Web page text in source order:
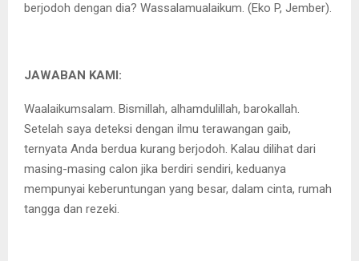
berjodoh dengan dia? Wassalamualaikum. (Eko P, Jember).
JAWABAN KAMI:
Waalaikumsalam. Bismillah, alhamdulillah, barokallah.
Setelah saya deteksi dengan ilmu terawangan gaib,
ternyata Anda berdua kurang berjodoh. Kalau dilihat dari
masing-masing calon jika berdiri sendiri, keduanya
mempunyai keberuntungan yang besar, dalam cinta, rumah
tangga dan rezeki.